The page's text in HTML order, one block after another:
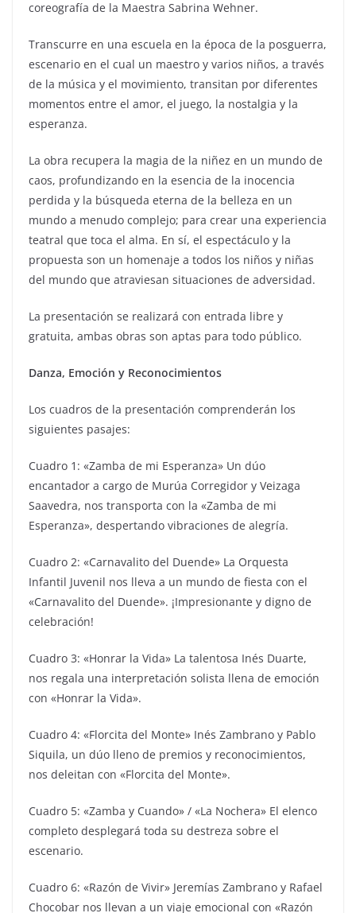
coreografía de la Maestra Sabrina Wehner.
Transcurre en una escuela en la época de la posguerra,
escenario en el cual un maestro y varios niños, a través
de la música y el movimiento, transitan por diferentes
momentos entre el amor, el juego, la nostalgia y la
esperanza.
La obra recupera la magia de la niñez en un mundo de
caos, profundizando en la esencia de la inocencia
perdida y la búsqueda eterna de la belleza en un
mundo a menudo complejo; para crear una experiencia
teatral que toca el alma. En sí, el espectáculo y la
propuesta son un homenaje a todos los niños y niñas
del mundo que atraviesan situaciones de adversidad.
La presentación se realizará con entrada libre y
gratuita, ambas obras son aptas para todo público.
Danza, Emoción y Reconocimientos
Los cuadros de la presentación comprenderán los
siguientes pasajes:
Cuadro 1: «Zamba de mi Esperanza» Un dúo
encantador a cargo de Murúa Corregidor y Veizaga
Saavedra, nos transporta con la «Zamba de mi
Esperanza», despertando vibraciones de alegría.
Cuadro 2: «Carnavalito del Duende» La Orquesta
Infantil Juvenil nos lleva a un mundo de fiesta con el
«Carnavalito del Duende». ¡Impresionante y digno de
celebración!
Cuadro 3: «Honrar la Vida» La talentosa Inés Duarte,
nos regala una interpretación solista llena de emoción
con «Honrar la Vida».
Cuadro 4: «Florcita del Monte» Inés Zambrano y Pablo
Siquila, un dúo lleno de premios y reconocimientos,
nos deleitan con «Florcita del Monte».
Cuadro 5: «Zamba y Cuando» / «La Nochera» El elenco
completo desplegará toda su destreza sobre el
escenario.
Cuadro 6: «Razón de Vivir» Jeremías Zambrano y Rafael
Chocobar nos llevan a un viaje emocional con «Razón